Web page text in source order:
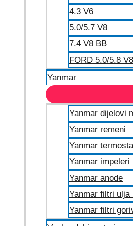
4.3 V6
5.0/5.7 V8
7.4 V8 BB
FORD 5.0/5.8 V8
Yanmar
Yanmar dijelovi
Yanmar remeni
Yanmar
Yanmar impeleri
Yanmar anode
Yanmar filtri ulja
Yanmar filtri